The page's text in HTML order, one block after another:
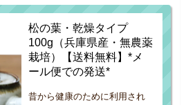
松の葉・乾燥タイプ
100g（兵庫県産・無農薬
栽培）【送料無料】*メ
ール便での発送*
昔から健康のために利用され